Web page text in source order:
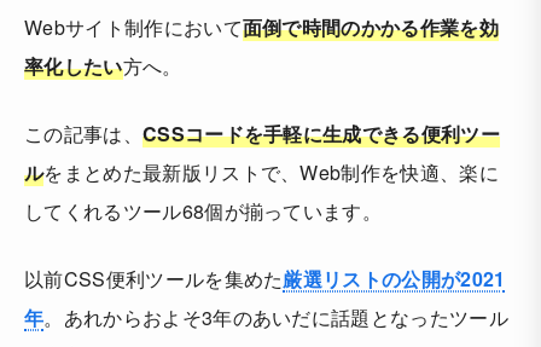
Webサイト制作において面倒で時間のかかる作業を効
率化したい方へ。
この記事は、 CSSコードを手軽に生成できる便利ツー
ルをまとめた最新版リストで、Web制作を快適、楽に
してくれるツール68個が揃っています。
以前CSS便利ツールを集めた厳選リストの公開が2021
年。あれからおよそ3年のあいだに話題となったツール